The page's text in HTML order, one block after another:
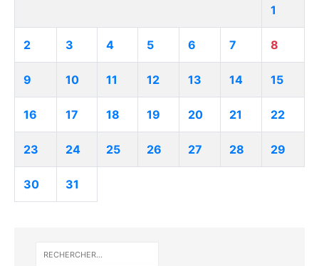
1
2 3 4 5 6 7 8
9 10 11 12 13 14 15
16 17 18 19 20 21 22
23 24 25 26 27 28 29
30 31